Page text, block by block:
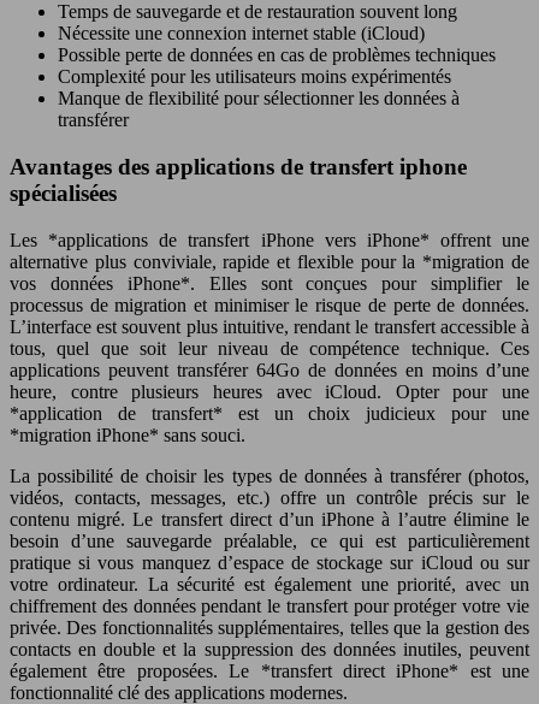
Temps de sauvegarde et de restauration souvent long
Nécessite une connexion internet stable (iCloud)
Possible perte de données en cas de problèmes techniques
Complexité pour les utilisateurs moins expérimentés
Manque de flexibilité pour sélectionner les données à
transférer
Avantages des applications de transfert iphone
spécialisées
Les *applications de transfert iPhone vers iPhone* offrent une
alternative plus conviviale, rapide et flexible pour la *migration de
vos données iPhone*. Elles sont conçues pour simplifier le
processus de migration et minimiser le risque de perte de données.
L’interface est souvent plus intuitive, rendant le transfert accessible à
tous, quel que soit leur niveau de compétence technique. Ces
applications peuvent transférer 64Go de données en moins d’une
heure, contre plusieurs heures avec iCloud. Opter pour une
*application de transfert* est un choix judicieux pour une
*migration iPhone* sans souci.
La possibilité de choisir les types de données à transférer (photos,
vidéos, contacts, messages, etc.) offre un contrôle précis sur le
contenu migré. Le transfert direct d’un iPhone à l’autre élimine le
besoin d’une sauvegarde préalable, ce qui est particulièrement
pratique si vous manquez d’espace de stockage sur iCloud ou sur
votre ordinateur. La sécurité est également une priorité, avec un
chiffrement des données pendant le transfert pour protéger votre vie
privée. Des fonctionnalités supplémentaires, telles que la gestion des
contacts en double et la suppression des données inutiles, peuvent
également être proposées. Le *transfert direct iPhone* est une
fonctionnalité clé des applications modernes.